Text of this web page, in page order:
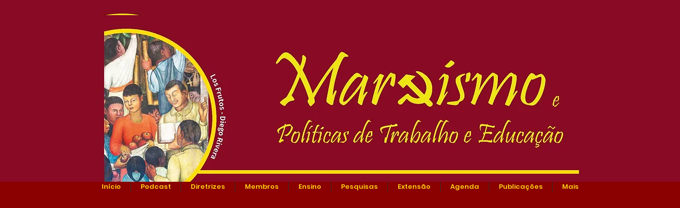
Início Podcast Diretrizes Membros Ensino Pesquisas Extensão Agenda Publicações Mais